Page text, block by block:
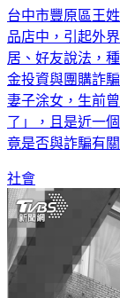
台中市豐原區王
品店中，引起外
居、好友說法，
金投資與團購詐
妻子涂女，生前
了」，且是近一
竟是否與詐騙有
社會